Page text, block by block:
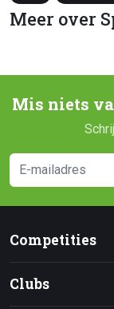
Meer over
Mis niets
Competities
Clubs